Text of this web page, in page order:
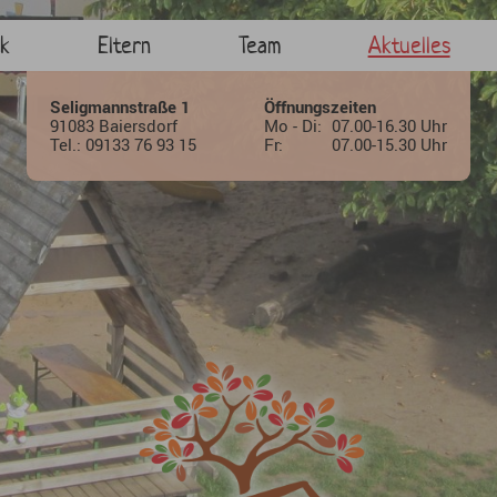
Eltern Team Aktuelles
Seligmannstraße 1
91083 Baiersdorf
Tel.: 09133 76 93 15
Öffnungszeiten
Mo - Di: 07.00-16.30 Uhr
Fr:
07.00-15.30 Uhr